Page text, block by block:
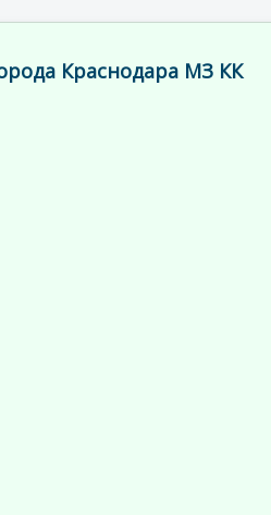
Краснодара МЗ КК